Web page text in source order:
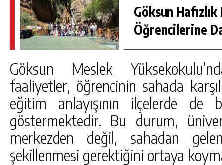
Göksun Hafızlık
Öğrencilerine
Göksun Meslek
faaliyetler, öğrencinin sahada
eğitim anlayışının ilçelerde de
göstermektedir. Bu durum,
merkezden değil, sahadan
şekillenmesi gerektiğini ortaya